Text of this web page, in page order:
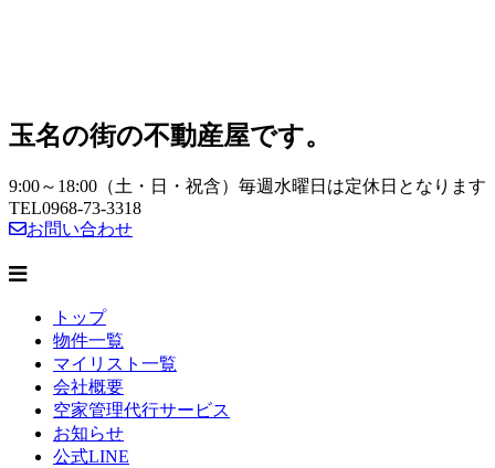
玉名の街の不動産屋です。
9:00～18:00（土・日・祝含）毎週水曜日は定休日となります
TEL0968-73-3318
お問い合わせ
トップ
物件一覧
マイリスト一覧
会社概要
空家管理代行サービス
お知らせ
公式LINE